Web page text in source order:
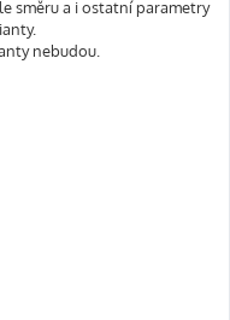
směru a i ostatní parametry
nebudou.